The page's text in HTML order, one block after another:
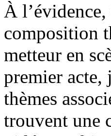
À
composition
metteur en
premier acte,
thèmes
trouvent une